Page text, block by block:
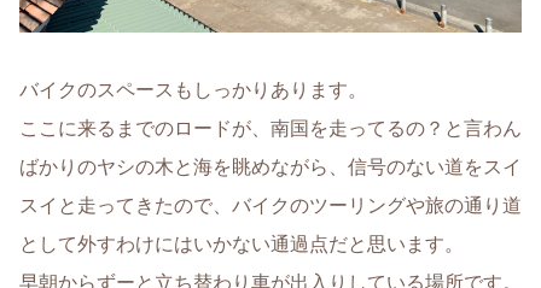
バイクのスペースもしっかりあります。
ここに来るまでのロードが、南国を走ってるの？と言わん
ばかりのヤシの木と海を眺めながら、信号のない道をスイ
スイと走ってきたので、バイクのツーリングや旅の通り道
として外すわけにはいかない通過点だと思います。
早朝からずーと立ち替わり車が出入りしている場所です。